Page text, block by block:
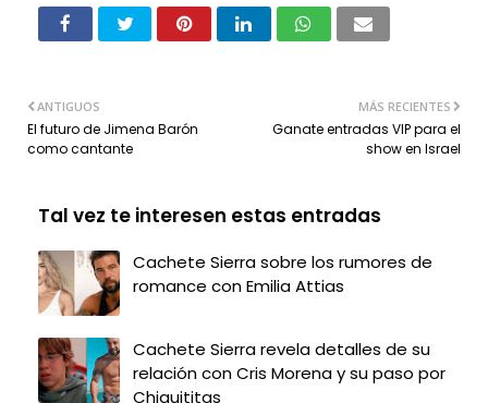
MÁS RECIENTES
Ganate entradas VIP para el
show en Israel
ANTIGUOS
El futuro de Jimena Barón
como cantante
Tal vez te interesen estas entradas
Cachete Sierra sobre los rumores de
romance con Emilia Attias
Cachete Sierra revela detalles de su
relación con Cris Morena y su paso por
Chiquititas